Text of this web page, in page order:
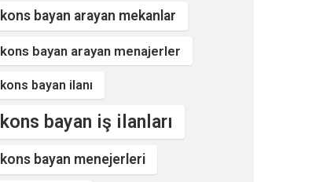
kons bayan arayan mekanlar
kons bayan arayan menajerler
kons bayan ilanı
kons bayan iş ilanları
kons bayan menejerleri